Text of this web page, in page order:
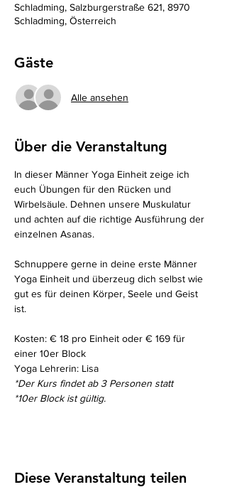
Schladming, Salzburgerstraße 621, 8970
Schladming, Österreich
Gäste
Alle ansehen
Über die Veranstaltung
In dieser Männer Yoga Einheit zeige ich
euch Übungen für den Rücken und
Wirbelsäule. Dehnen unsere Muskulatur
und achten auf die richtige Ausführung der
einzelnen Asanas.
Schnuppere gerne in deine erste Männer
Yoga Einheit und überzeug dich selbst wie
gut es für deinen Körper, Seele und Geist
ist.
Kosten: € 18 pro Einheit oder € 169 für
einer 10er Block
Yoga Lehrerin: Lisa
*Der Kurs findet ab 3 Personen statt
*10er Block ist gültig.
Diese Veranstaltung teilen